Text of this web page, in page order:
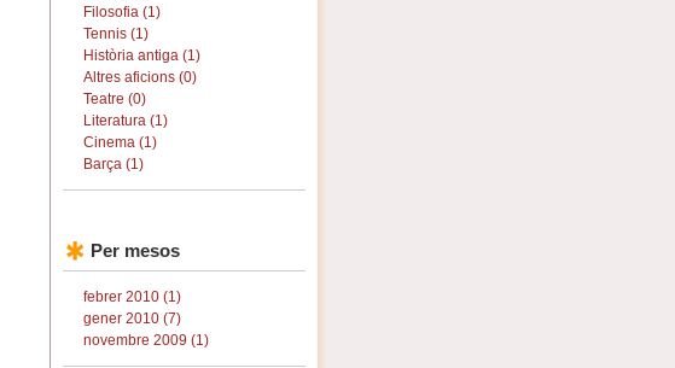
Filosofia (1)
Tennis (1)
Història antiga (1)
Altres aficions (0)
Teatre (0)
Literatura (1)
Cinema (1)
Barça (1)
Per mesos
febrer 2010 (1)
gener 2010 (7)
novembre 2009 (1)